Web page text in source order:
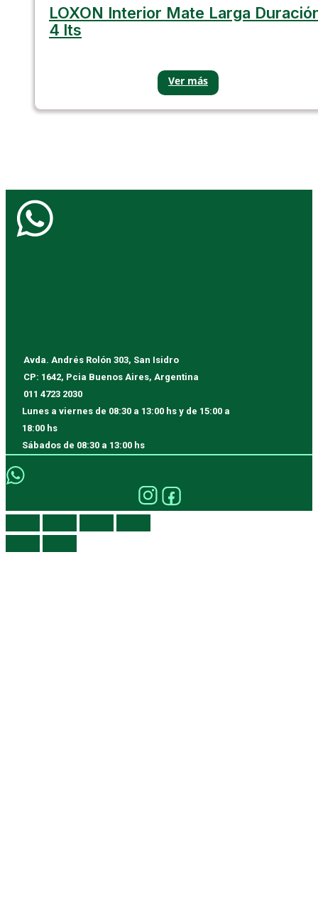
LOXON Interior Mate Larga
4 lts
Avda. Andrés Rolón 303, San Isidro
CP: 1642, Pcia Buenos Aires, Argentina
011 4723 2030
Lunes a viernes de 08:30 a 13:00 hs y de 15:00 a
18:00 hs
Sábados de 08:30 a 13:00 hs